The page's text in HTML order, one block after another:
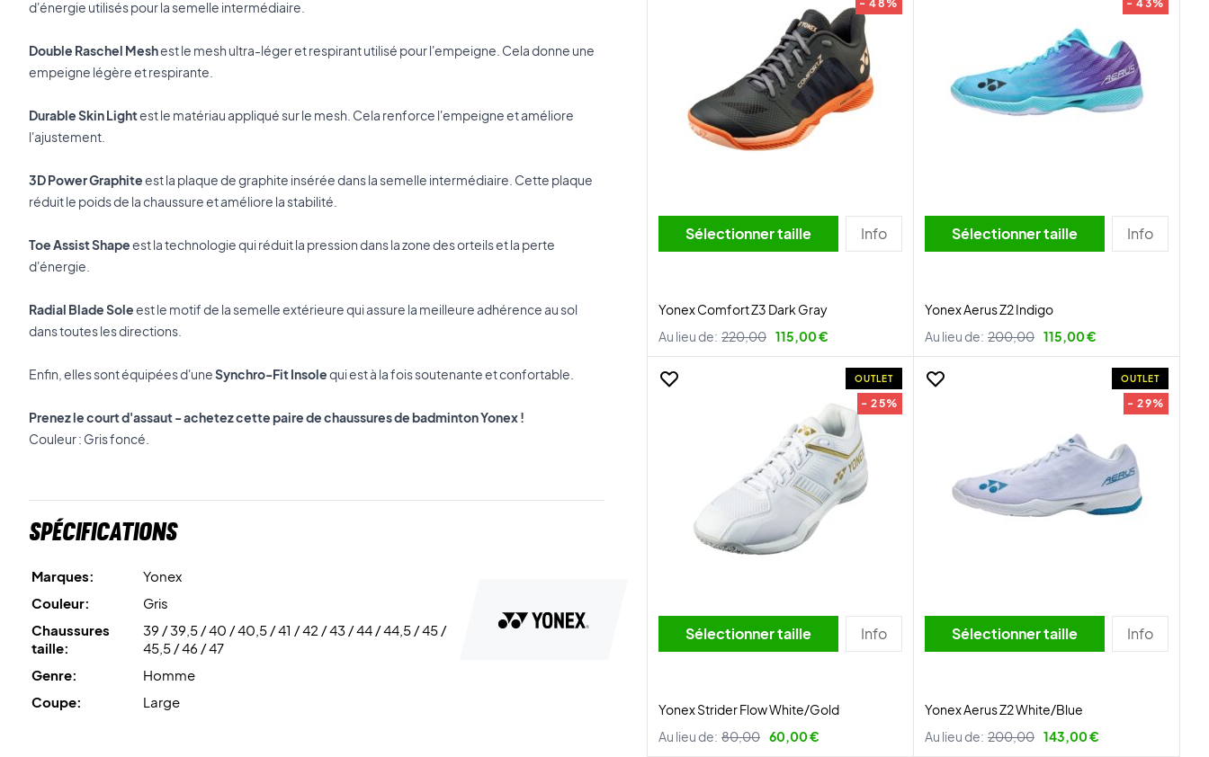
d'énergie utilisés pour la semelle intermédiaire.
Double Raschel Meshest le mesh ultra-léger et respirant utilisé pour l'empeigne. Cela donne une
empeigne légère et respirante.
Durable Skin Lightest le matériau appliqué sur le mesh. Cela renforce l'empeigne et améliore
l'ajustement.
3D Power Graphiteest la plaque de graphite insérée dans la semelle intermédiaire. Cette plaque
réduit le poids de la chaussure et améliore la stabilité.
Toe Assist Shapeest la technologie qui réduit la pression dans la zone des orteils et la perte
d'énergie.
Radial Blade Soleest le motif de la semelle extérieure qui assure la meilleure adhérence au sol
dans toutes les directions.
Enfin, elles sont équipées d'uneSynchro-Fit Insolequi est à la fois soutenante et confortable.
Prenez le court d'assaut - achetez cette paire de chaussures de badminton Yonex !
Couleur : Gris foncé.
Spécifications
Marques:
Yonex
Couleur:
Gris
Chaussures
taille:
39 / 39,5 / 40 / 40,5 / 41 / 42 / 43 / 44 / 44,5 / 45 /
45,5 / 46 / 47
Genre:
Homme
Coupe:
Large
- 48%
Sélectionner taille Info
Yonex Comfort Z3 Dark Gray
Au lieu de: 220,00 115,00 €
- 43%
Sélectionner taille Info
Yonex Aerus Z2 Indigo
Au lieu de: 200,00 115,00 €
OUTLET
- 25%
Sélectionner taille Info
Yonex Strider Flow White/Gold
Au lieu de: 80,00 60,00 €
OUTLET
- 29%
Sélectionner taille Info
Yonex Aerus Z2 White/Blue
Au lieu de: 200,00 143,00 €